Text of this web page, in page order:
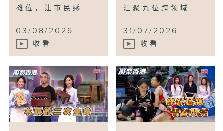
摊位，让市民感...
03/08/2026
收看
汇聚九位跨领域...
31/07/2026
收看